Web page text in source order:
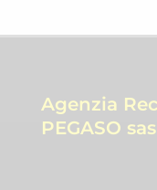
Agenzia
PEGASO sas